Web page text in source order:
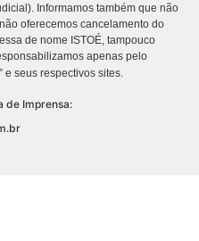
Informamos também que não
oferecemos cancelamento do
de nome ISTOÉ, tampouco
apenas pelo
” e seus respectivos sites.
de Imprensa: